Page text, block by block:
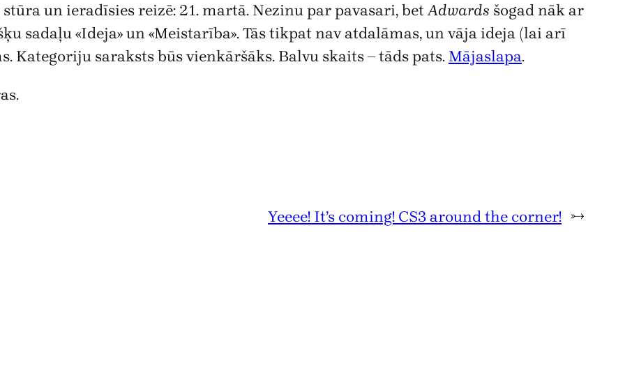
un ieradīsies reizē: 21. martā. Nezinu par pavasari, betAdwards šogad nāk ar
sadaļu «Ideja» un «Meistarība». Tās tikpat nav atdalāmas, un vāja ideja (lai arī
Kategoriju saraksts būs vienkāršāks. Balvu skaits – tāds pats. Mājaslapa.
Yeeee! It’s coming! CS3 around the corner! →